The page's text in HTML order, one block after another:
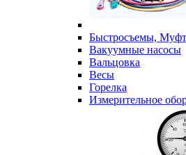
Быстросъемы,
Вакуумные насосы
Вальцовка
Весы
Горелка
Измерительное